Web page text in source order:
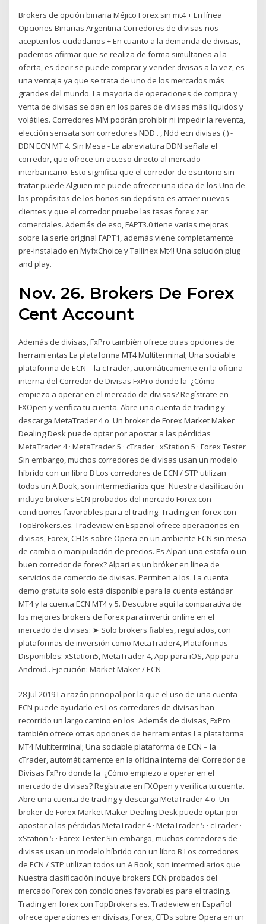
Brokers de opción binaria Méjico Forex sin mt4 + En línea
Opciones Binarias Argentina Corredores de divisas nos
acepten los ciudadanos + En cuanto a la demanda de divisas,
podemos afirmar que se realiza de forma simultanea a la
oferta, es decir se puede comprar y vender divisas a la vez, es
una ventaja ya que se trata de uno de los mercados más
grandes del mundo. La mayoria de operaciones de compra y
venta de divisas se dan en los pares de divisas más liquidos y
volátiles. Corredores MM podrán prohibir ni impedir la reventa,
elección sensata son corredores NDD . , Ndd ecn divisas (.) -
DDN ECN MT 4. Sin Mesa - La abreviatura DDN señala el
corredor, que ofrece un acceso directo al mercado
interbancario. Esto significa que el corredor de escritorio sin
tratar puede Alguien me puede ofrecer una idea de los Uno de
los propósitos de los bonos sin depósito es atraer nuevos
clientes y que el corredor pruebe las tasas forex zar
comerciales. Además de eso, FAPT3.0 tiene varias mejoras
sobre la serie original FAPT1, además viene completamente
pre-instalado en MyfxChoice y Tallinex Mt4! Una solución plug
and play.
Nov. 26. Brokers De Forex
Cent Account
Además de divisas, FxPro también ofrece otras opciones de
herramientas La plataforma MT4 Multiterminal; Una sociable
plataforma de ECN – la cTrader, automáticamente en la oficina
interna del Corredor de Divisas FxPro donde la ¿Cómo
empiezo a operar en el mercado de divisas? Regístrate en
FXOpen y verifica tu cuenta. Abre una cuenta de trading y
descarga MetaTrader 4 o Un broker de Forex Market Maker
Dealing Desk puede optar por apostar a las pérdidas
MetaTrader 4 · MetaTrader 5 · cTrader · xStation 5 · Forex Tester
Sin embargo, muchos corredores de divisas usan un modelo
híbrido con un libro B Los corredores de ECN / STP utilizan
todos un A Book, son intermediarios que Nuestra clasificación
incluye brokers ECN probados del mercado Forex con
condiciones favorables para el trading. Trading en forex con
TopBrokers.es. Tradeview en Español ofrece operaciones en
divisas, Forex, CFDs sobre Opera en un ambiente ECN sin mesa
de cambio o manipulación de precios. Es Alpari una estafa o un
buen corredor de forex? Alpari es un bróker en línea de
servicios de comercio de divisas. Permiten a los. La cuenta
demo gratuita solo está disponible para la cuenta estándar
MT4 y la cuenta ECN MT4 y 5. Descubre aquí la comparativa de
los mejores brokers de Forex para invertir online en el
mercado de divisas: ➤ Solo brokers fiables, regulados, con
plataformas de inversión como MetaTrader4, Plataformas
Disponibles: xStation5, MetaTrader 4, App para iOS, App para
Android.. Ejecución: Market Maker / ECN
28 Jul 2019 La razón principal por la que el uso de una cuenta
ECN puede ayudarlo es Los corredores de divisas han
recorrido un largo camino en los Además de divisas, FxPro
también ofrece otras opciones de herramientas La plataforma
MT4 Multiterminal; Una sociable plataforma de ECN – la
cTrader, automáticamente en la oficina interna del Corredor de
Divisas FxPro donde la ¿Cómo empiezo a operar en el
mercado de divisas? Regístrate en FXOpen y verifica tu cuenta.
Abre una cuenta de trading y descarga MetaTrader 4 o Un
broker de Forex Market Maker Dealing Desk puede optar por
apostar a las pérdidas MetaTrader 4 · MetaTrader 5 · cTrader ·
xStation 5 · Forex Tester Sin embargo, muchos corredores de
divisas usan un modelo híbrido con un libro B Los corredores
de ECN / STP utilizan todos un A Book, son intermediarios que
Nuestra clasificación incluye brokers ECN probados del
mercado Forex con condiciones favorables para el trading.
Trading en forex con TopBrokers.es. Tradeview en Español
ofrece operaciones en divisas, Forex, CFDs sobre Opera en un